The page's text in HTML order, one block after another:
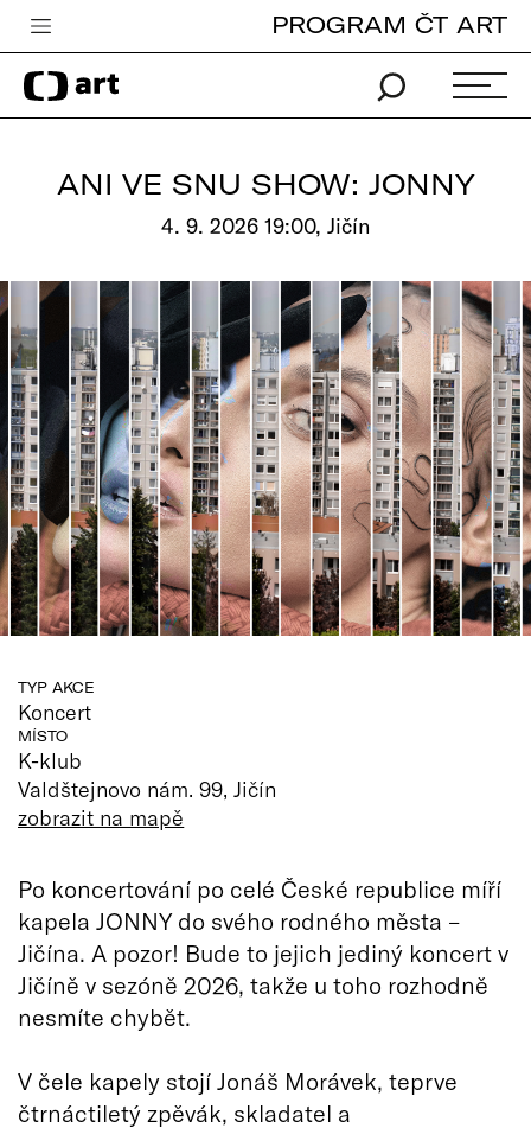
Česká televize
Zpravodajství
Pro děti
edu
Vše o ČT
PROGRAM ČT ART
ANI VE SNU SHOW: JONNY
4. 9. 2026 19:00, Jičín
TYP AKCE
Koncert
MÍSTO
K-klub
Valdštejnovo nám. 99, Jičín
zobrazit na mapě
Po koncertování po celé České republice míří
kapela JONNY do svého rodného města –
Jičína. A pozor! Bude to jejich jediný koncert v
Jičíně v sezóně 2026, takže u toho rozhodně
nesmíte chybět.
V čele kapely stojí Jonáš Morávek, teprve
čtrnáctiletý zpěvák, skladatel a